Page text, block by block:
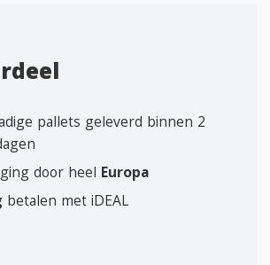
pallets geleverd binnen 2
door heel Europa
betalen met iDEAL